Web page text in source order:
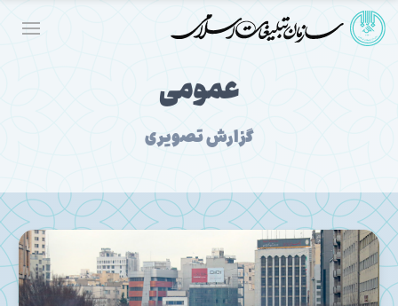
عمومی
گزارش تصویری